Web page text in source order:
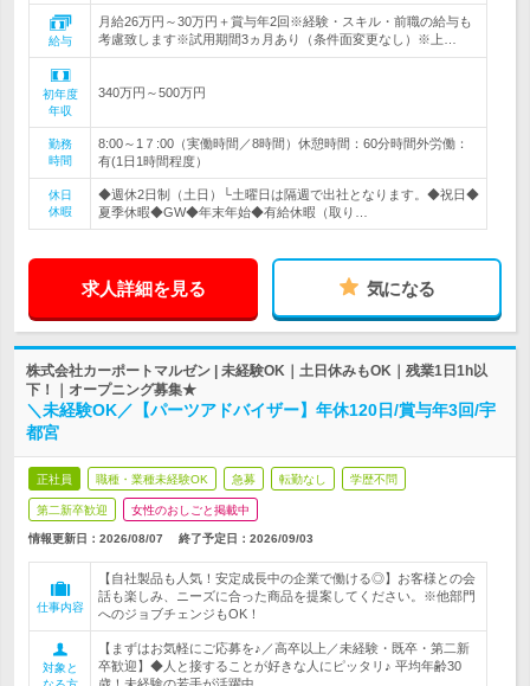
給与
月給26万円～30万円＋賞与年2回※経験・スキル・前職の給与も
考慮致します※試用期間3ヵ月あり（条件面変更なし）※上…
初年度
年収
340万円～500万円
勤務
時間
8:00～1７:00（実働時間／8時間）休憩時間：60分時間外労働：
有(1日1時間程度）
休日
休暇
◆週休2日制（土日）└土曜日は隔週で出社となります。◆祝日◆
夏季休暇◆GW◆年末年始◆有給休暇（取り…
求人詳細を見る 気になる
株式会社カーポートマルゼン | 未経験OK｜土日休みもOK｜残業1日1h以
下！｜オープニング募集★
＼未経験OK／【パーツアドバイザー】年休120日/賞与年3回/宇
都宮
正社員 職種・業種未経験OK 急募 転勤なし 学歴不問
第二新卒歓迎 女性のおしごと掲載中
情報更新日：2026/08/07 終了予定日： 2026/09/03
仕事内容
【自社製品も人気！安定成長中の企業で働ける◎】お客様との会
話も楽しみ、ニーズに合った商品を提案してください。※他部門
へのジョブチェンジもOK！
対象と
【まずはお気軽にご応募を♪／高卒以上／未経験・既卒・第二新
卒歓迎】◆人と接することが好きな人にピッタリ♪ 平均年齢30
歳！未経験の若手が活躍中